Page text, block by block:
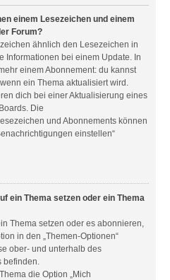
einem Lesezeichen und einem
Forum?
ähnlich den Lesezeichen in
Informationen bei einem Update. In
einem Abonnement: du kannst
ein Thema aktualisiert wird.
dich bei einer Aktualisierung eines
Die
und Abonnements können
einstellen“
ein Thema setzen oder ein Thema
Thema setzen oder es abonnieren,
in den „Themen-Optionen“
ober- und unterhalb des
die Option „Mich